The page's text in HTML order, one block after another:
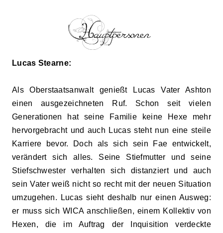
Lucas Stearne:
Als Oberstaatsanwalt genießt Lucas Vater Ashton
einen ausgezeichneten Ruf. Schon seit vielen
Generationen hat seine Familie keine Hexe mehr
hervorgebracht und auch Lucas steht nun eine steile
Karriere bevor. Doch als sich sein Fae entwickelt,
verändert sich alles. Seine Stiefmutter und seine
Stiefschwester verhalten sich distanziert und auch
sein Vater weiß nicht so recht mit der neuen Situation
umzugehen. Lucas sieht deshalb nur einen Ausweg:
er muss sich WICA anschließen, einem Kollektiv von
Hexen, die im Auftrag der Inquisition verdeckte